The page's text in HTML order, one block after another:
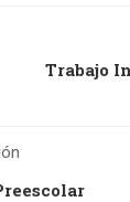
Trabajo